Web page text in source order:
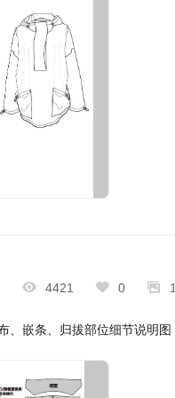
 4421  0 
、嵌条、归拔部位细节说明图